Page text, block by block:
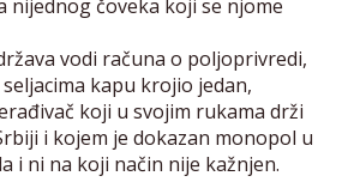
nijednog čoveka koji se njome
vodi računa o poljoprivredi,
kapu krojio jedan,
koji u svojim rukama drži
i kojem je dokazan monopol u
i ni na koji način nije kažnjen.